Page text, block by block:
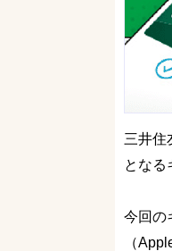
三井住
となる
今回の
（